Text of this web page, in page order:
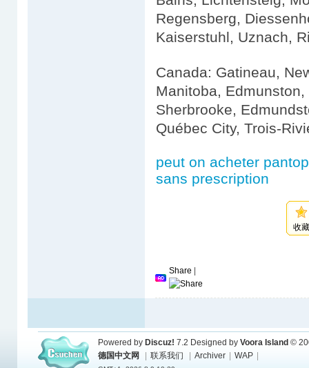
Regensberg,
Kaiserstuhl, Uznach,
Canada: Gatineau,
Manitoba,
Sherbrooke,
Québec City, Trois-
peut on acheter
sans prescription
收
Share
Powered by Discuz! 7.2 Designed by Voora Island ©
德国中文网
联系我们 Archiver WAP